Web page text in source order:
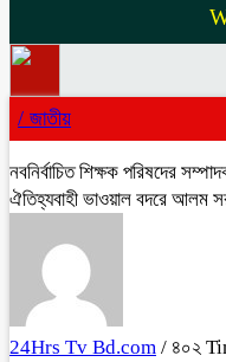
/ জাতীয়
নবনির্বাচিত শিক্ষক পরিষদের
ঐতিহ্যবাহী ভাওয়াল বদরে আলম
24Hrs Tv Bd.com / ৪০২